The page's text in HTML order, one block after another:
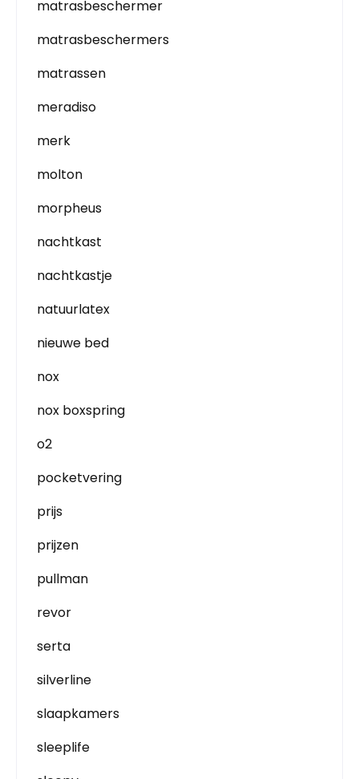
matrasbeschermer
matrasbeschermers
matrassen
meradiso
merk
molton
morpheus
nachtkast
nachtkastje
natuurlatex
nieuwe bed
nox
nox boxspring
o2
pocketvering
prijs
prijzen
pullman
revor
serta
silverline
slaapkamers
sleeplife